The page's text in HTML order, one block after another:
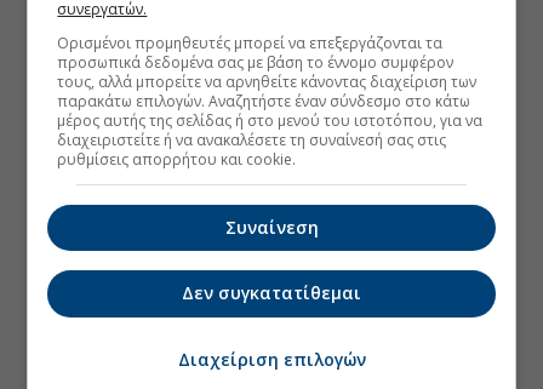
συνεργατών.
Ορισμένοι προμηθευτές μπορεί να επεξεργάζονται τα
προσωπικά δεδομένα σας με βάση το έννομο συμφέρον
τους, αλλά μπορείτε να αρνηθείτε κάνοντας διαχείριση των
παρακάτω επιλογών. Αναζητήστε έναν σύνδεσμο στο κάτω
μέρος αυτής της σελίδας ή στο μενού του ιστοτόπου, για να
διαχειριστείτε ή να ανακαλέσετε τη συναίνεσή σας στις
ρυθμίσεις απορρήτου και cookie.
Συναίνεση
Δεν συγκατατίθεμαι
Διαχείριση επιλογών